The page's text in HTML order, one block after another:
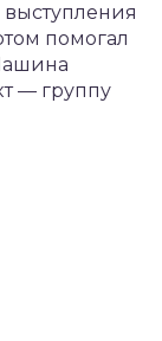
выступления
помогал
— группу